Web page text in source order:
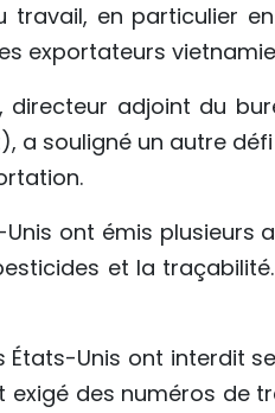
travail, en particulier
exportateurs
directeur adjoint du
a souligné un autre
Unis ont émis
et la
États-Unis ont interdit
exigé des numéros de